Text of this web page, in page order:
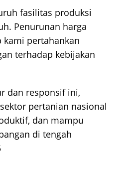
fasilitas produksi
Penurunan harga
pertahankan
terhadap kebijakan
dan responsif ini,
pertanian nasional
dan mampu
di tengah